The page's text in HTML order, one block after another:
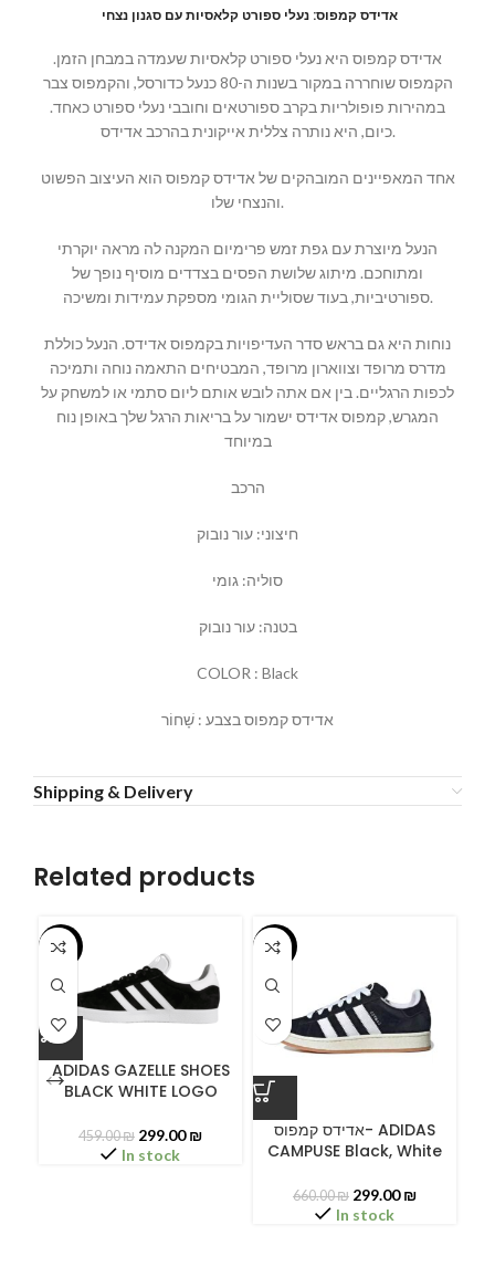
אדידס קמפוס: נעלי ספורט קלאסיות עם סגנון נצחי
אדידס קמפוס היא נעלי ספורט קלאסיות שעמדה במבחן הזמן.
הקמפוס שוחררה במקור בשנות ה-80 כנעל כדורסל, והקמפוס צבר
במהירות פופולריות בקרב ספורטאים וחובבי נעלי ספורט כאחד.
כיום, היא נותרה צללית אייקונית בהרכב אדידס.
אחד המאפיינים המובהקים של אדידס קמפוס הוא העיצוב הפשוט
והנצחי שלו.
הנעל מיוצרת עם גפת זמש פרימיום המקנה לה מראה יוקרתי
ומתוחכם. מיתוג שלושת הפסים בצדדים מוסיף נופך של
ספורטיביות, בעוד שסוליית הגומי מספקת עמידות ומשיכה.
נוחות היא גם בראש סדר העדיפויות בקמפוס אדידס. הנעל כוללת
מדרס מרופד וצווארון מרופד, המבטיחים התאמה נוחה ותמיכה
לכפות הרגליים. בין אם אתה לובש אותם ליום סתמי או למשחק על
המגרש, קמפוס אדידס ישמור על בריאות הרגל שלך באופן נוח
במיוחד
הרכב
חיצוני: עור נובוק
סוליה: גומי
בטנה: עור נובוק
COLOR : Black
אדידס קמפוס בצבע : שָׁחוֹר
Shipping & Delivery
Related products
-35%
ADIDAS GAZELLE SHOES
BLACK WHITE LOGO
459.00₪ 299.00₪
In stock
-55%
אדידס קמפוס- ADIDAS
CAMPUSE Black, White
660.00₪ 299.00₪
In stock